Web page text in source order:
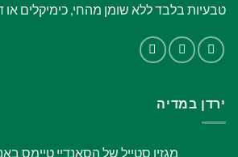
טבעיות בלבד ללא שומן מהחי, כימיקלים או
ירדן במדיה
מגזין סטייל של הסאנדיי טיימס